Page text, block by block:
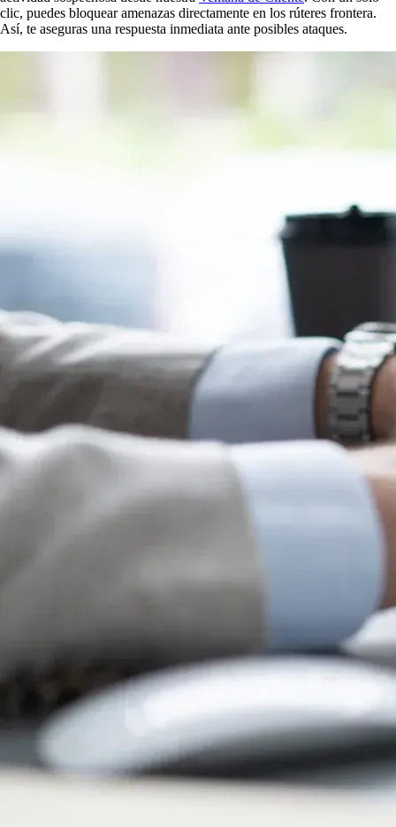
clic, puedes bloquear amenazas directamente en los rúteres frontera.
Así, te aseguras una respuesta inmediata ante posibles ataques.